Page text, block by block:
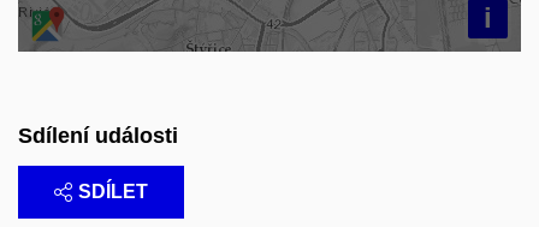
i
Sdílení události
SDÍLET